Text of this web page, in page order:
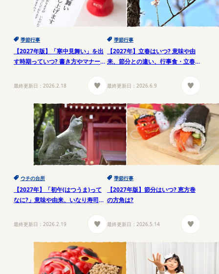
季節行事
【2027年版】「寒中見舞い」を出
す時期っていつ? 書き方やマナー、
最終更新日： 2026.2.18
季節行事
【2027年】立春はいつ? 意味や由
来、節分との違い、行事食・立春
最終更新日： 2026.6.9
ウチの台所
【2027年】「初午(はつうま)って
なに?」意味や由来、いなり寿司を
最終更新日： 2026.2.19
季節行事
【2027年版】節分はいつ? 恵方巻
の方角は?
最終更新日： 2026.5.14